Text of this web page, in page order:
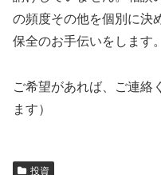
の頻度その他を個別に決
保全のお手伝いをします。
ご希望があれば、ご連絡
ます）
投資